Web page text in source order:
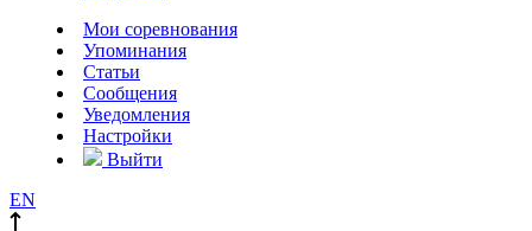
Мои соревнования
Упоминания
Статьи
Сообщения
Уведомления
Настройки
Выйти
EN